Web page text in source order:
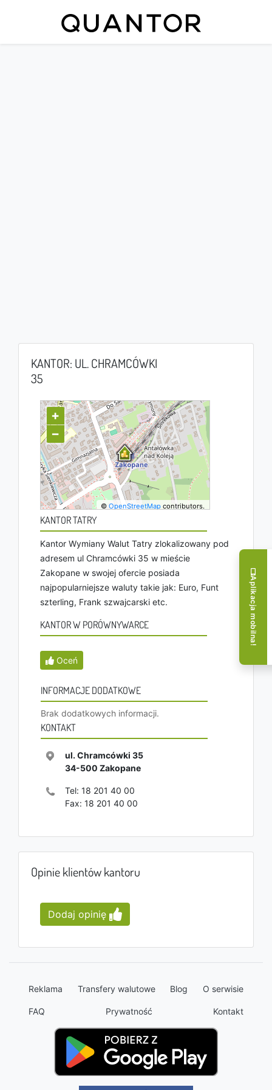
KANTOR: UL. CHRAMCÓWKI
35
+
−
©OpenStreetMap contributors.
KANTOR TATRY
Kantor Wymiany Walut Tatry zlokalizowany pod
adresem ul Chramcówki 35 w mieście
Zakopane w swojej ofercie posiada
najpopularniejsze waluty takie jak: Euro, Funt
szterling, Frank szwajcarski etc.
KANTOR W PORÓWNYWARCE
Oceń
INFORMACJE DODATKOWE
Brak dodatkowych informacji.
KONTAKT
ul. Chramcówki 35
34-500 Zakopane
Tel: 18 201 40 00
Fax: 18 201 40 00
Opinie klientów kantoru
Dodaj opinię
Reklama Transfery walutowe Blog O serwisie
FAQ Prywatność Kontakt
Aplikacja mobilna!